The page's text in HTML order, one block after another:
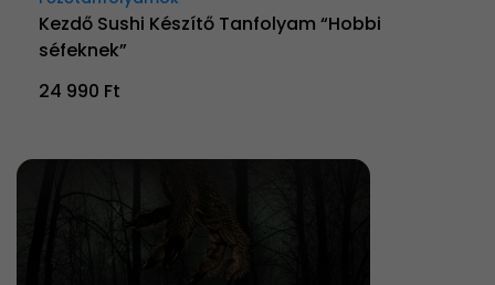
Kezdő Sushi Készítő Tanfolyam “Hobbi
séfeknek”
24 990 Ft